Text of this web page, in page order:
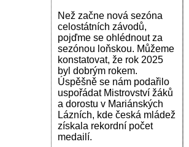
Než začne nová sezóna
celostátních závodů,
pojďme se ohlédnout za
sezónou loňskou. Můžeme
konstatovat, že rok 2025
byl dobrým rokem.
Úspěšně se nám podařilo
uspořádat Mistrovství žáků
a dorostu v Mariánských
Lázních, kde česká mládež
získala rekordní počet
medailí.